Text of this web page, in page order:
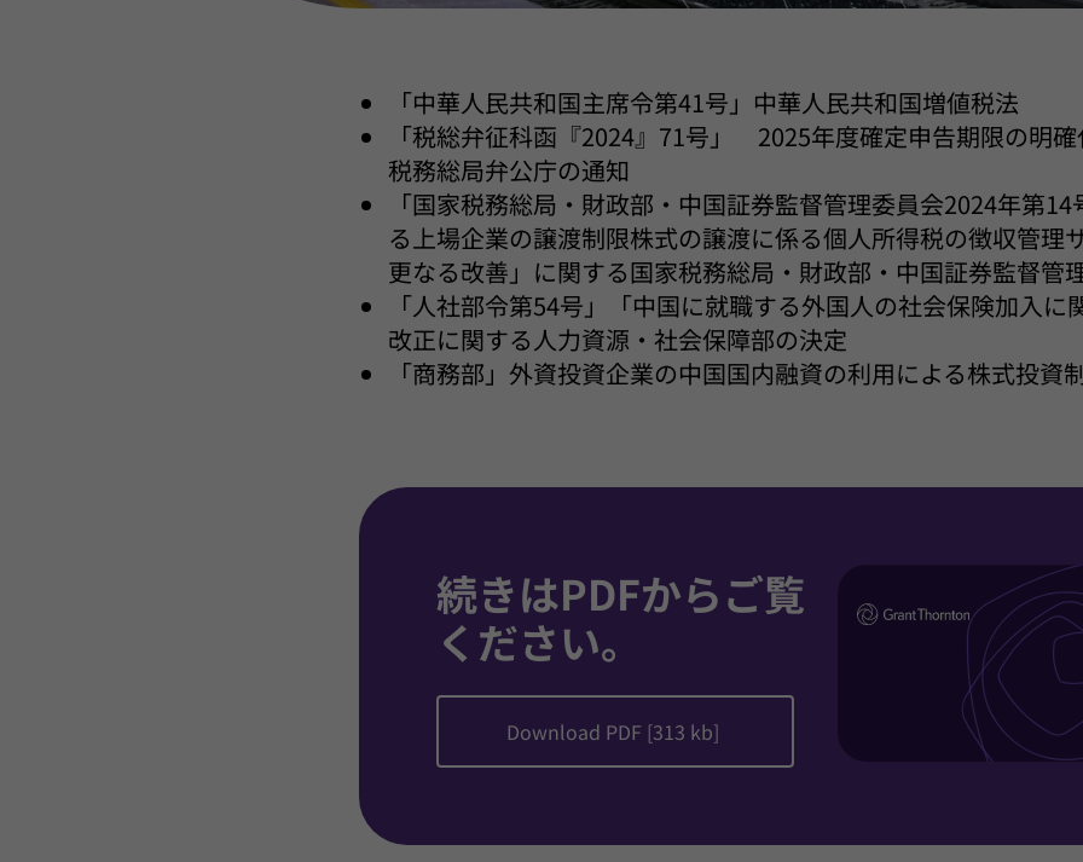
「中華人民共和国主席令第41号」中華人民共和国増値税法
「税総弁征科函『2024』71号」 2025年度確定申告期限の明
税務総局弁公庁の通知
「国家税務総局・財政部・中国証券監督管理委員会2024年第
る上場企業の譲渡制限株式の譲渡に係る個人所得税の徴収管理
更なる改善」に関する国家税務総局・財政部・中国証券監督管
「人社部令第54号」「中国に就職する外国人の社会保険加入に
改正に関する人力資源・社会保障部の決定
「商務部」外資投資企業の中国国内融資の利用による株式投資
続きはPDFからご覧
ください。
Download PDF [313 kb]